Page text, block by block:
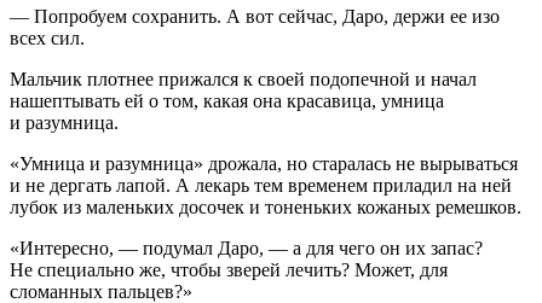
— Попробуем сохранить. А вот сейчас, Даро, держи ее изо
всех сил.
Мальчик плотнее прижался к своей подопечной и начал
нашептывать ей о том, какая она красавица, умница
и разумница.
«Умница и разумница» дрожала, но старалась не вырываться
и не дергать лапой. А лекарь тем временем приладил на ней
лубок из маленьких досочек и тоненьких кожаных ремешков.
«Интересно, — подумал Даро, — а для чего он их запас?
Не специально же, чтобы зверей лечить? Может, для
сломанных пальцев?»